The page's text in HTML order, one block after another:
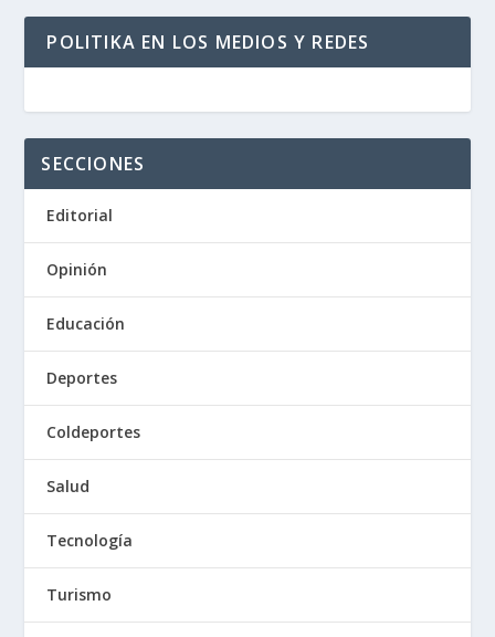
POLITIKA EN LOS MEDIOS Y REDES
SECCIONES
Editorial
Opinión
Educación
Deportes
Coldeportes
Salud
Tecnología
Turismo